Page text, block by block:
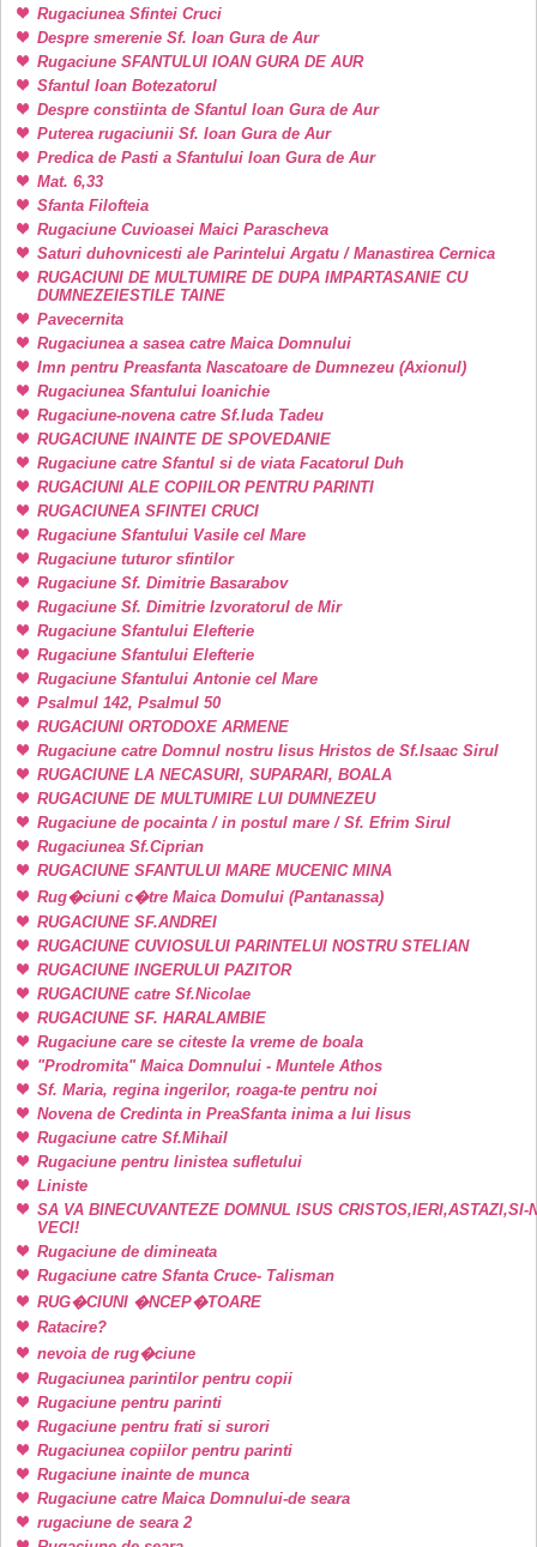
Rugaciunea Sfintei Cruci
Despre smerenie Sf. Ioan Gura de Aur
Rugaciune SFANTULUI IOAN GURA DE AUR
Sfantul Ioan Botezatorul
Despre constiinta de Sfantul Ioan Gura de Aur
Puterea rugaciunii Sf. Ioan Gura de Aur
Predica de Pasti a Sfantului Ioan Gura de Aur
Mat. 6,33
Sfanta Filofteia
Rugaciune Cuvioasei Maici Parascheva
Saturi duhovnicesti ale Parintelui Argatu / Manastirea Cernica
RUGACIUNI DE MULTUMIRE DE DUPA IMPARTASANIE CU
DUMNEZEIESTILE TAINE
Pavecernita
Rugaciunea a sasea catre Maica Domnului
Imn pentru Preasfanta Nascatoare de Dumnezeu (Axionul)
Rugaciunea Sfantului Ioanichie
Rugaciune-novena catre Sf.Iuda Tadeu
RUGACIUNE INAINTE DE SPOVEDANIE
Rugaciune catre Sfantul si de viata Facatorul Duh
RUGACIUNI ALE COPIILOR PENTRU PARINTI
RUGACIUNEA SFINTEI CRUCI
Rugaciune Sfantului Vasile cel Mare
Rugaciune tuturor sfintilor
Rugaciune Sf. Dimitrie Basarabov
Rugaciune Sf. Dimitrie Izvoratorul de Mir
Rugaciune Sfantului Elefterie
Rugaciune Sfantului Elefterie
Rugaciune Sfantului Antonie cel Mare
Psalmul 142, Psalmul 50
RUGACIUNI ORTODOXE ARMENE
Rugaciune catre Domnul nostru Iisus Hristos de Sf.Isaac Sirul
RUGACIUNE LA NECASURI, SUPARARI, BOALA
RUGACIUNE DE MULTUMIRE LUI DUMNEZEU
Rugaciune de pocainta / in postul mare / Sf. Efrim Sirul
Rugaciunea Sf.Ciprian
RUGACIUNE SFANTULUI MARE MUCENIC MINA
Rug�ciuni c�tre Maica Domului (Pantanassa)
RUGACIUNE SF.ANDREI
RUGACIUNE CUVIOSULUI PARINTELUI NOSTRU STELIAN
RUGACIUNE INGERULUI PAZITOR
RUGACIUNE catre Sf.Nicolae
RUGACIUNE SF. HARALAMBIE
Rugaciune care se citeste la vreme de boala
"Prodromita" Maica Domnului - Muntele Athos
Sf. Maria, regina ingerilor, roaga-te pentru noi
Novena de Credinta in PreaSfanta inima a lui Iisus
Rugaciune catre Sf.Mihail
Rugaciune pentru linistea sufletului
Liniste
SA VA BINECUVANTEZE DOMNUL ISUS CRISTOS,IERI,ASTAZI,SI-
VECI!
Rugaciune de dimineata
Rugaciune catre Sfanta Cruce- Talisman
RUG�CIUNI �NCEP�TOARE
Ratacire?
nevoia de rug�ciune
Rugaciunea parintilor pentru copii
Rugaciune pentru parinti
Rugaciune pentru frati si surori
Rugaciunea copiilor pentru parinti
Rugaciune inainte de munca
Rugaciune catre Maica Domnului-de seara
rugaciune de seara 2